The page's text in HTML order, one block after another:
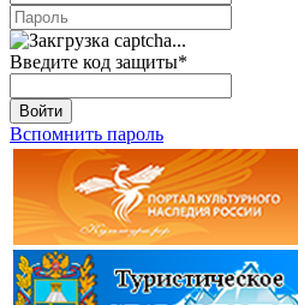
Введите код защиты*
Войти
Вспомнить пароль